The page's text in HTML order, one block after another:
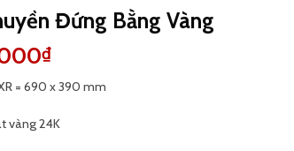
Đứng Bằng Vàng
₫
= 690 x 390 mm
vàng 24K